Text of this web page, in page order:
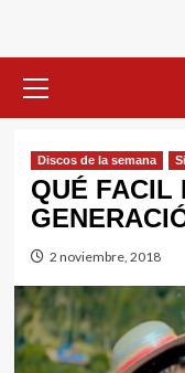
primario
Discos de la semana
QUÉ FACIL
2 noviembre, 2018